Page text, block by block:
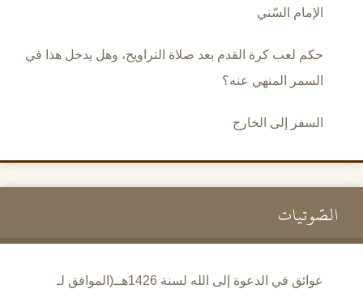
الإمام السّني
حكم لعب كرة القدم بعد صلاة التراويح، وهل يدخل هذا في
السمر المنهي عنه؟
السفر إلى الخارج
الصَّوتيات
عوائق في الدعوة إلى الله لسنة 1426هــ(الموافق لـ